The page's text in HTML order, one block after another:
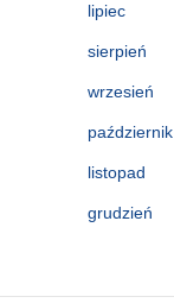
lipiec
sierpień
wrzesień
październik
listopad
grudzień